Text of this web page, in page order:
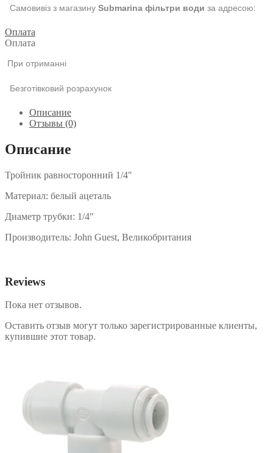
Самовивіз з магазину Submarina фільтри води за адресою:
Оплата
Оплата
При отриманні
Безготівковий розрахунок
Описание
Отзывы (0)
Описание
Тройник равносторонний 1/4″
Материал: белый ацеталь
Диаметр трубки: 1/4″
Производитель: John Guest, Великобритания
Reviews
Пока нет отзывов.
Оставить отзыв могут только зарегистрированные клиенты,
купившие этот товар.